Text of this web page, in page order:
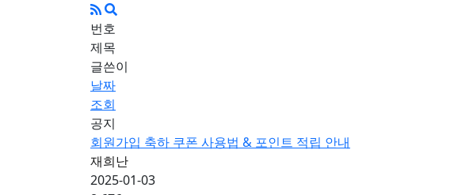
번호
제목
글쓴이
날짜
조회
공지
회원가입 축하 쿠폰 사용법 & 포인트 적립 안내
재희난
2025-01-03